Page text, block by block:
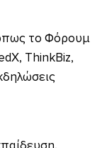
όπως το Φόρουμ
ThinkBiz,